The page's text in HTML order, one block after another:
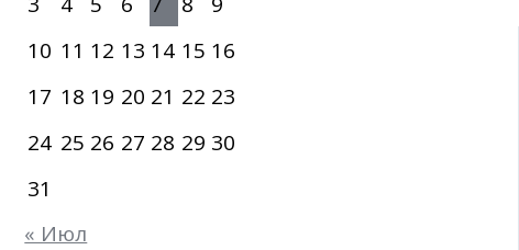
10 11 12 13 14 15 16
17 18 19 20 21 22 23
24 25 26 27 28 29 30
31
« Июл